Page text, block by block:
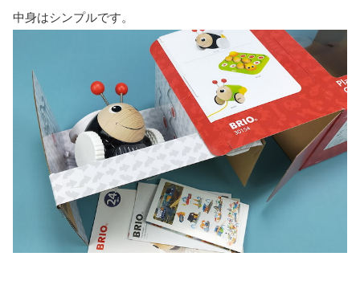
中身はシンプルです。